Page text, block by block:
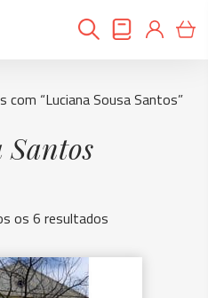
“Luciana Sousa Santos”
Santos
os 6 resultados